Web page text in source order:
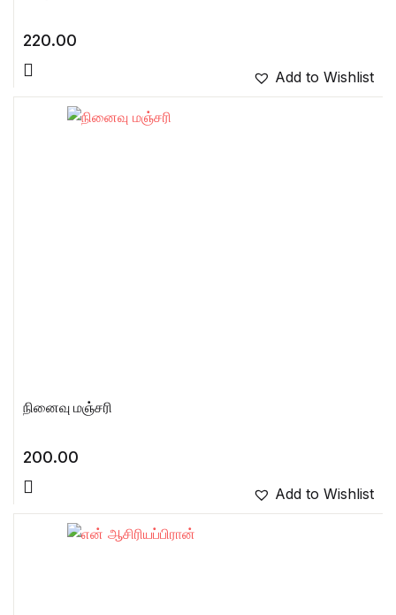
220.00
Add to Wishlist
நினைவு மஞ்சரி
200.00
Add to Wishlist